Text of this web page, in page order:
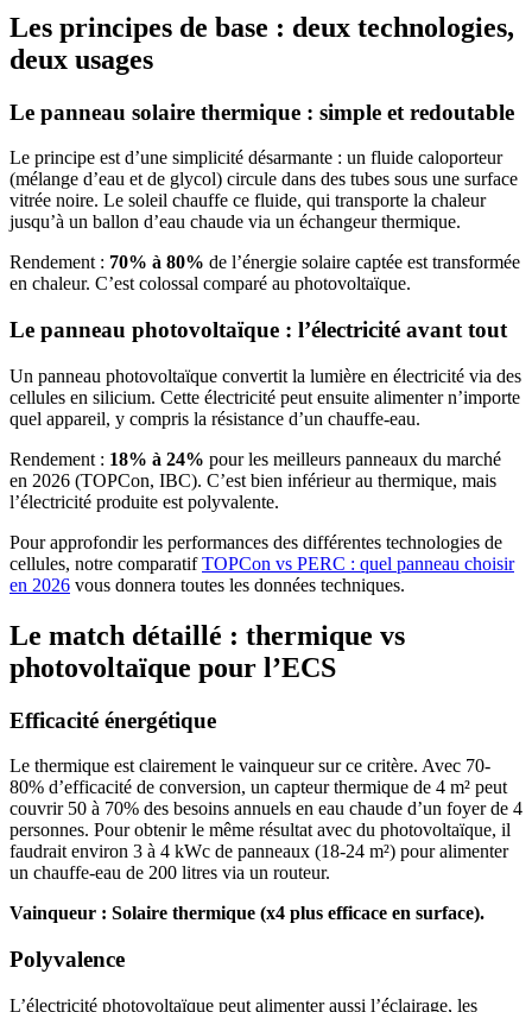
Les principes de base : deux technologies,
deux usages
Le panneau solaire thermique : simple et redoutable
Le principe est d’une simplicité désarmante : un fluide caloporteur
(mélange d’eau et de glycol) circule dans des tubes sous une surface
vitrée noire. Le soleil chauffe ce fluide, qui transporte la chaleur
jusqu’à un ballon d’eau chaude via un échangeur thermique.
Rendement : 70% à 80% de l’énergie solaire captée est transformée
en chaleur. C’est colossal comparé au photovoltaïque.
Le panneau photovoltaïque : l’électricité avant tout
Un panneau photovoltaïque convertit la lumière en électricité via des
cellules en silicium. Cette électricité peut ensuite alimenter n’importe
quel appareil, y compris la résistance d’un chauffe-eau.
Rendement : 18% à 24% pour les meilleurs panneaux du marché
en 2026 (TOPCon, IBC). C’est bien inférieur au thermique, mais
l’électricité produite est polyvalente.
Pour approfondir les performances des différentes technologies de
cellules, notre comparatifTOPCon vs PERC : quel panneau choisir
en 2026 vous donnera toutes les données techniques.
Le match détaillé : thermique vs
photovoltaïque pour l’ECS
Efficacité énergétique
Le thermique est clairement le vainqueur sur ce critère. Avec 70-
80% d’efficacité de conversion, un capteur thermique de 4 m² peut
couvrir 50 à 70% des besoins annuels en eau chaude d’un foyer de 4
personnes. Pour obtenir le même résultat avec du photovoltaïque, il
faudrait environ 3 à 4 kWc de panneaux (18-24 m²) pour alimenter
un chauffe-eau de 200 litres via un routeur.
Vainqueur : Solaire thermique (x4 plus efficace en surface).
Polyvalence
L’électricité photovoltaïque peut alimenter aussi l’éclairage, les